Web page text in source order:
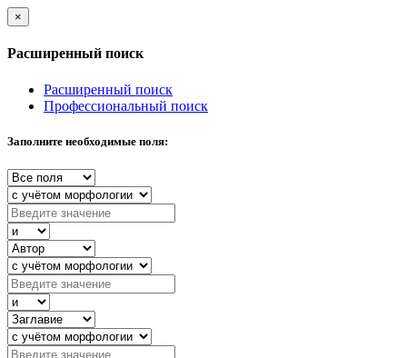
×
Расширенный поиск
Расширенный поиск
Профессиональный поиск
Заполните необходимые поля: